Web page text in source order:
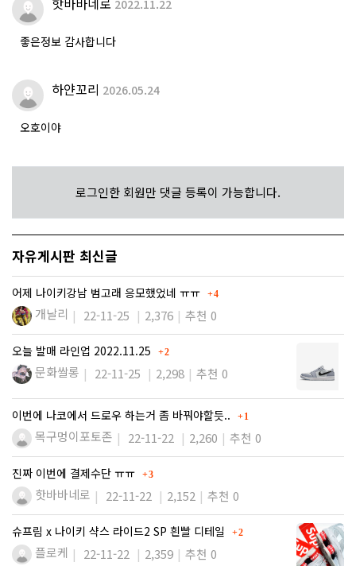
2022.11.22
좋은정보 감사합니다
하얀꼬리 2026.05.24
오호이야
로그인한 회원만 댓글 등록이 가능합니다.
자유게시판 최신글
어제 나이키강남 범고래 응모했었네 ㅠㅠ 댓글
4
개날리 22-11-25 2,376 추천 0
오늘 발매 라인업 2022.11.25 댓글
2
문화쌀롱 22-11-25 2,298 추천 0
이번에 나코에서 드로우 하는거 좀 바꿔야할듯.. 댓글
1
목구멍이포토존 22-11-22 2,260 추천 0
진짜 이번에 결제수단 ㅠㅠ 댓글
3
핫바바네로 22-11-22 2,152 추천 0
슈프림 x 나이키 샥스 라이드2 SP 흰빨 디테일 댓글
2
플로케 22-11-22 2,359 추천 0